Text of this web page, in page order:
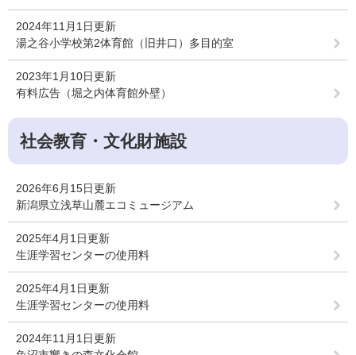
2024年11月1日更新
湯之谷小学校第2体育館（旧井口）多目的室
2023年1月10日更新
有料広告（堀之内体育館外壁）
社会教育・文化財施設
2026年6月15日更新
新潟県立浅草山麓エコミュージアム
2025年4月1日更新
生涯学習センターの使用料
2025年4月1日更新
生涯学習センターの使用料
2024年11月1日更新